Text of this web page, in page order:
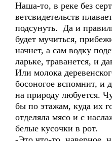
Наша-то, в реке без
ветсвидетельств
подсунуть. Да и
будет мучиться,
начнет, а сам водку
ларьке, траванется, и
Или молока
босоногое вспомнит, и
на природу любуется.
бы по этажам, куда их
отделяла мясо и с
белые кусочки в рот.